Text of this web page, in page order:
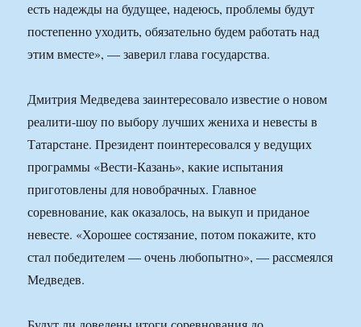
есть надежды на будущее, надеюсь, проблемы будут
постепенно уходить, обязательно будем работать над
этим вместе», — заверил глава государства.
Дмитрия Медведева заинтересовало известие о новом
реалити-шоу по выбору лучших жениха и невесты в
Татарстане. Президент поинтересовался у ведущих
программы «Вести-Казань», какие испытания
приготовлены для новобрачных. Главное
соревнование, как оказалось, на выкуп и приданое
невесте. «Хорошее состязание, потом покажите, кто
стал победителем — очень любопытно», — рассмеялся
Медведев.